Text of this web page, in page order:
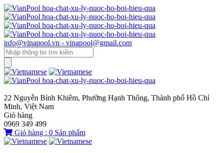
info@vinapool.vn - vinapool@gmail.com
22 Nguyễn Bỉnh Khiêm, Phường Hạnh Thông, Thành phố Hồ Chí
Minh, Việt Nam
Giỏ hàng
0969 349 499
Giỏ hàng : 0 Sản phẩm